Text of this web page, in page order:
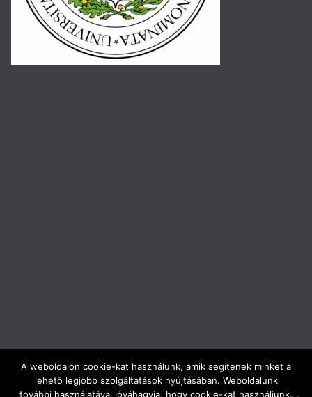
Copyright © 2026ELTE Trefort Ágoston Gyakorló Gimnázium
A weboldalon cookie-kat használunk, amik segítenek minket a
lehető legjobb szolgáltatások nyújtásában. Weboldalunk
további használatával jóváhagyja, hogy cookie-kat használjunk.